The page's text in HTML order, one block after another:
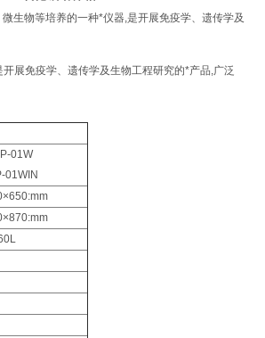
生物等培养的一种*仪器,是开展免疫学、遗传学及
展免疫学、遗传学及生物工程研究的*产品,广泛
01W
01WIN